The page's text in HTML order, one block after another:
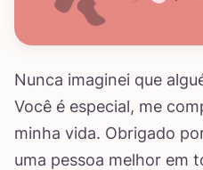
Nunca imaginei que
Você é especial, me
minha vida. Obrigado
uma pessoa melhor em